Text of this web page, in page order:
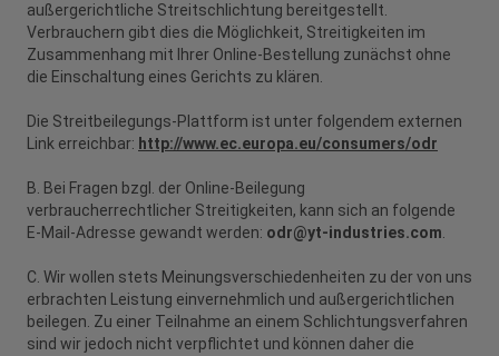
außergerichtliche Streitschlichtung bereitgestellt.
Verbrauchern gibt dies die Möglichkeit, Streitigkeiten im
Zusammenhang mit Ihrer Online-Bestellung zunächst ohne
die Einschaltung eines Gerichts zu klären.
Die Streitbeilegungs-Plattform ist unter folgendem externen
Link erreichbar: http://www.ec.europa.eu/consumers/odr
B. Bei Fragen bzgl. der Online-Beilegung
verbraucherrechtlicher Streitigkeiten, kann sich an folgende
E-Mail-Adresse gewandt werden: odr@yt-industries.com
C. Wir wollen stets Meinungsverschiedenheiten zu der von uns
erbrachten Leistung einvernehmlich und außergerichtlichen
beilegen. Zu einer Teilnahme an einem Schlichtungsverfahren
sind wir jedoch nicht verpflichtet und können daher die